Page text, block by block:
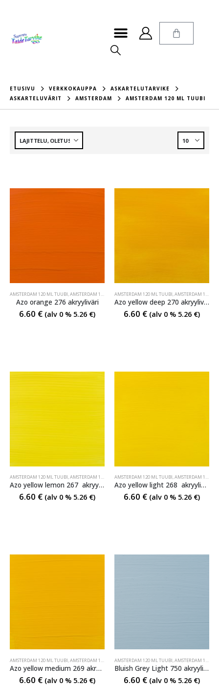
ETUSIVU VERKKOKAUPPA
ASKARTELUTARVIKE
ASKARTELUVÄRIT
AMSTERDAM AMSTERDAM 120 ML TUUBI
AMSTERDAM 120 ML TUUBI,AMSTERDAM 120 ML TUUBI
Azo orange 276 akryyliväri
6.60 € (alv 0 % 5.26 €)
AMSTERDAM 120 ML TUUBI,AMSTERDAM 120 ML TUUBI
Azo yellow deep 270 akryyliväri
6.60 € (alv 0 % 5.26 €)
AMSTERDAM 120 ML TUUBI,AMSTERDAM 120 ML TUUBI
Azo yellow lemon 267 akryyliväri
6.60 € (alv 0 % 5.26 €)
AMSTERDAM 120 ML TUUBI,AMSTERDAM 120 ML TUUBI
Azo yellow light 268 akryyliväri
6.60 € (alv 0 % 5.26 €)
AMSTERDAM 120 ML TUUBI,AMSTERDAM 120 ML TUUBI
Azo yellow medium 269 akryyliväri
6.60 € (alv 0 % 5.26 €)
AMSTERDAM 120 ML TUUBI,AMSTERDAM 120 ML TUUBI
Bluish Grey Light 750 akryyliväri
6.60 € (alv 0 % 5.26 €)